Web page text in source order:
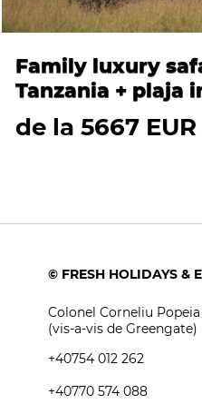
Family luxury
Tanzania + plaja
de la 5667 EUR
© FRESH HOLIDAYS &
Colonel Corneliu
(vis-a-vis de Greengate)
+40754 012 262
+40770 574 088